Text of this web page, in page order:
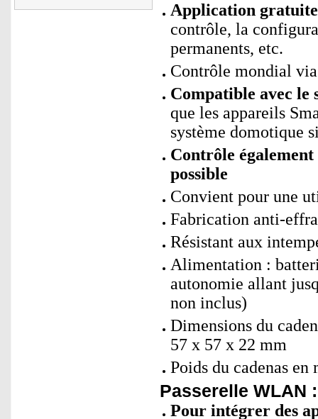
Application
contrôle, la
permanents, etc.
Contrôle mondial
Compatible avec le
que les appareils
système domotique
Contrôle
possible
Convient pour une
Fabrication anti-
Résistant aux
Alimentation :
autonomie allant
non inclus)
Dimensions du
57 x 57 x 22 mm
Poids du cadenas
Passerelle WLAN :
Pour intégrer des